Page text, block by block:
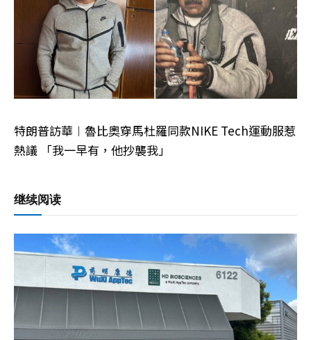
特朗普訪華︱魯比奧穿馬杜羅同款NIKE Tech運動服惹
熱議 「我一早有，他抄襲我」
继续阅读